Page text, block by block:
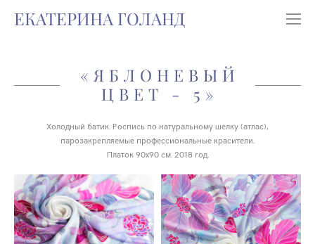
ЕКАТЕРИНА ГОЛАНД
«ЯБЛОНЕВЫЙ
ЦВЕТ - 5»
Холодный батик. Роспись по натуральному шелку (атлас),
парозакрепляемые профессиональные красители.
Платок 90х90 см. 2018 год.